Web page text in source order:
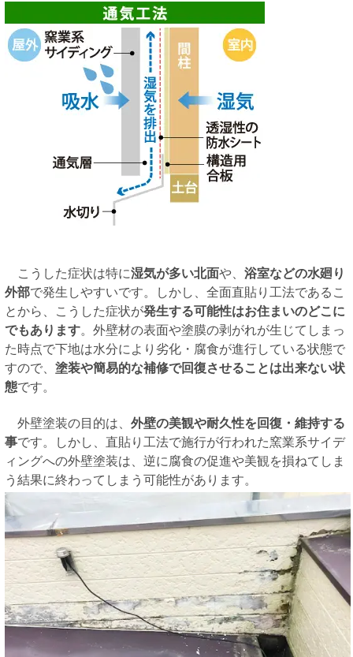
こうした症状は特に湿気が多い北面や、 浴室などの水廻り
外部で発生しやすいです。しかし、全面直貼り工法であるこ
とから、こうした症状が発生する可能性はお住まいのどこに
でもあります。外壁材の表面や塗膜の剥がれが生じてしまっ
た時点で下地は水分により劣化・腐食が進行している状態で
すので、 塗装や簡易的な補修で回復させることは出来ない状
態です。
外壁塗装の目的は、 外壁の美観や耐久性を回復・維持する
事です。しかし、直貼り工法で施行が行われた窯業系サイデ
ィングへの外壁塗装は、逆に腐食の促進や美観を損ねてしま
う結果に終わってしまう可能性があります。